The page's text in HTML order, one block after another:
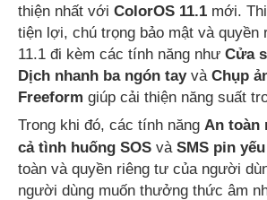
thiện nhất với ColorOS 11.1 mới.
tiện lợi, chú trọng bảo mật và quyền
11.1 đi kèm các tính năng như Cửa
Dịch nhanh ba ngón tayvà Chụp
Freeform giúp cải thiện năng suất
Trong khi đó, các tính năng An toàn
cả tình huống SOS và SMS pin yếu
toàn và quyền riêng tư của người
người dùng muốn thưởng thức âm